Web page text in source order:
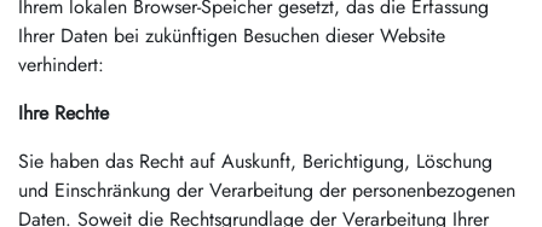
Ihrem lokalen Browser-Speicher gesetzt, das die Erfassung
Ihrer Daten bei zukünftigen Besuchen dieser Website
verhindert:
Ihre Rechte
Sie haben das Recht auf Auskunft, Berichtigung, Löschung
und Einschränkung der Verarbeitung der personenbezogenen
Daten. Soweit die Rechtsgrundlage der Verarbeitung Ihrer